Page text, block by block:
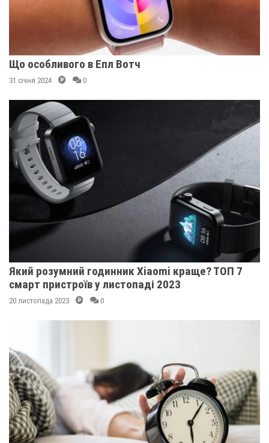
Що особливого в Епл Вотч
31 січня 2024 0
Який розумний годинник Xiaomi краще? ТОП 7
смарт пристроїв у листопаді 2023
20 листопада 2023 0